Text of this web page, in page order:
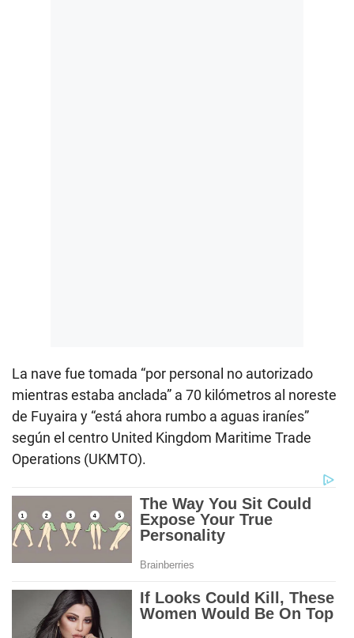
La nave fue tomada “por personal no autorizado
mientras estaba anclada” a 70 kilómetros al noreste
de Fuyaira y “está ahora rumbo a aguas iraníes”
según el centro United Kingdom Maritime Trade
Operations (UKMTO).